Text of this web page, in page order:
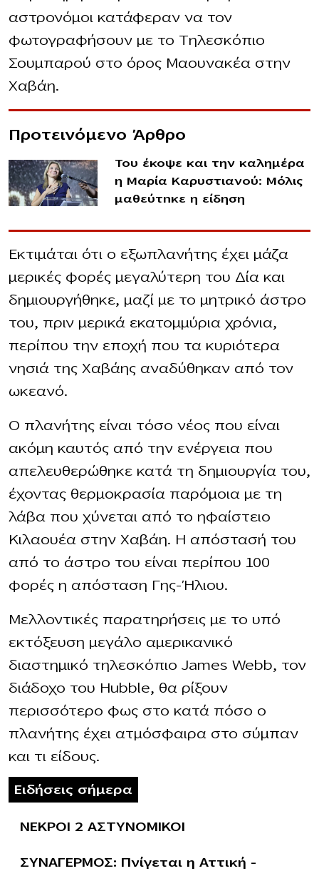
αστρονόμοι κατάφεραν να τον
φωτογραφήσουν με το Τηλεσκόπιο
Σουμπαρού στο όρος Μαουνακέα στην
Χαβάη.
Προτεινόμενο Άρθρο
Του έκοψε και την καλημέρα
η Μαρία Καρυστιανού: Μόλις
μαθεύτnκε η είδηση
Εκτιμάται ότι ο εξωπλανήτης έχει μάζα
μερικές φορές μεγαλύτερη του Δία και
δημιουργήθηκε, μαζί με το μητρικό άστρο
του, πριν μερικά εκατομμύρια χρόνια,
περίπου την εποχή που τα κυριότερα
νησιά της Χαβάης αναδύθηκαν από τον
ωκεανό.
Ο πλανήτης είναι τόσο νέος που είναι
ακόμη καυτός από την ενέργεια που
απελευθερώθηκε κατά τη δημιουργία του,
έχοντας θερμοκρασία παρόμοια με τη
λάβα που χύνεται από το ηφαίστειο
Κιλαουέα στην Χαβάη. Η απόστασή του
από το άστρο του είναι περίπου 100
φορές η απόσταση Γης-Ήλιου.
Μελλοντικές παρατηρήσεις με το υπό
εκτόξευση μεγάλο αμερικανικό
διαστημικό τηλεσκόπιο James Webb, τον
διάδοχο του Hubble, θα ρίξουν
περισσότερο φως στο κατά πόσο ο
πλανήτης έχει ατμόσφαιρα στο σύμπαν
και τι είδους.
Ειδήσεις σήμερα
ΝΕΚΡΟΙ 2 ΑΣΤΥΝΟΜΙΚΟΙ
ΣΥΝΑΓΕΡΜΟΣ: Πνίγεται η Αττική –